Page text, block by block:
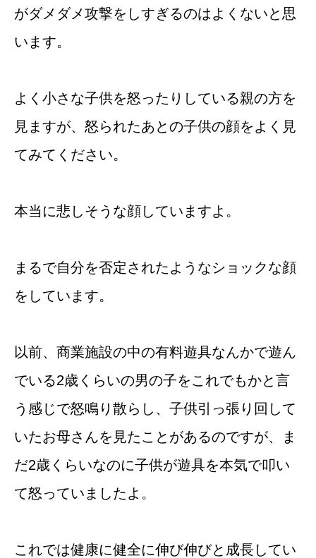
がダメダメ攻撃をしすぎるのはよくないと思
います。
よく小さな子供を怒ったりしている親の方を
見ますが、怒られたあとの子供の顔をよく見
てみてください。
本当に悲しそうな顔していますよ。
まるで自分を否定されたようなショックな顔
をしています。
以前、商業施設の中の有料遊具なんかで遊ん
でいる2歳くらいの男の子をこれでもかと言
う感じで怒鳴り散らし、子供引っ張り回して
いたお母さんを見たことがあるのですが、ま
だ2歳くらいなのに子供が遊具を本気で叩い
て怒っていましたよ。
これでは健康に健全に伸び伸びと成長してい